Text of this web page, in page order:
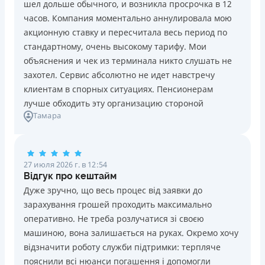
Погашение
В кассах и терминалах отделений
Оплата на расчетный счёт
Онлайн (через сайт или интернет-банкинг)
Через терминалы самообслуживания
Лицензия НБУ
Лицензия НБУ №10
Вся информация о кредите
ПОЛУЧИТЬ ЗАЙМ
Возраст
18 - 70 лет
Преимущества
Сниженная процентная ставка 0,01% в день для
новых клиентов на период от 3 до 30 дней (после
этого стандартная ставка 1%)
Запрашиваются только данные паспорта, ИНН, номер
банковской карты и телефона
проблемной кредитной историей.
Переводятся деньги на банковскую карту сразу после
подписания электронного договора о предоставлении
кредита
Дарятся скидки до -99% постоянным клиентам на
будущие кредиты согласно программе лояльности
Программа лояльности для постоянных клиентов
Круглосуточная поддержка в Viber, Telegram,
шел дольше обычного, и возникла просрочка в 12
часов. Компания моментально аннулировала мою
акционную ставку и пересчитала весь период по
стандартному, очень высокому тарифу. Мои
объяснения и чек из терминала никто слушать не
захотел. Сервис абсолютно не идет навстречу
клиентам в спорных ситуациях. Пенсионерам
лучше обходить эту организацию стороной
Тамара
27 июля 2026 г. в 12:54
Відгук про кештайм
Дуже зручно, що весь процес від заявки до
зарахування грошей проходить максимально
оперативно. Не треба розлучатися зі своєю
машиною, вона залишається на руках. Окремо хочу
відзначити роботу служби підтримки: терпляче
пояснили всі нюанси погашення і допомогли